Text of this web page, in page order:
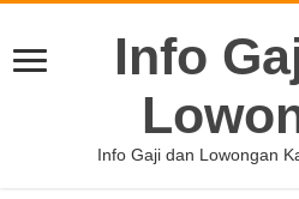
Info
Info Gaji dan Lowongan